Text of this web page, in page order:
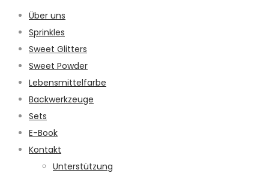
Über uns
Sprinkles
Sweet Glitters
Sweet Powder
Lebensmittelfarbe
Backwerkzeuge
Sets
E-Book
Kontakt
Unterstützung